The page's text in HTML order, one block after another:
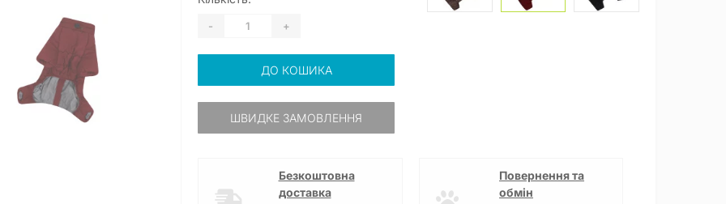
- +
ДО КОШИКА
ШВИДКЕ ЗАМОВЛЕННЯ
Безкоштовна
доставка
Повернення та
обмін